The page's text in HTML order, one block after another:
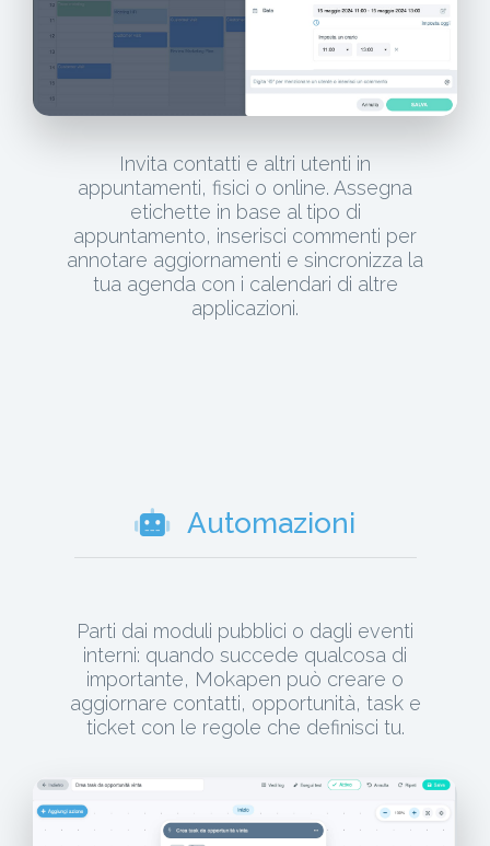
Invita contatti e altri utenti in
appuntamenti, fisici o online. Assegna
etichette in base al tipo di
appuntamento, inserisci commenti per
annotare aggiornamenti e sincronizza la
tua agenda con i calendari di altre
applicazioni.
Automazioni
Parti dai moduli pubblici o dagli eventi
interni: quando succede qualcosa di
importante, Mokapen può creare o
aggiornare contatti, opportunità, task e
ticket con le regole che definisci tu.